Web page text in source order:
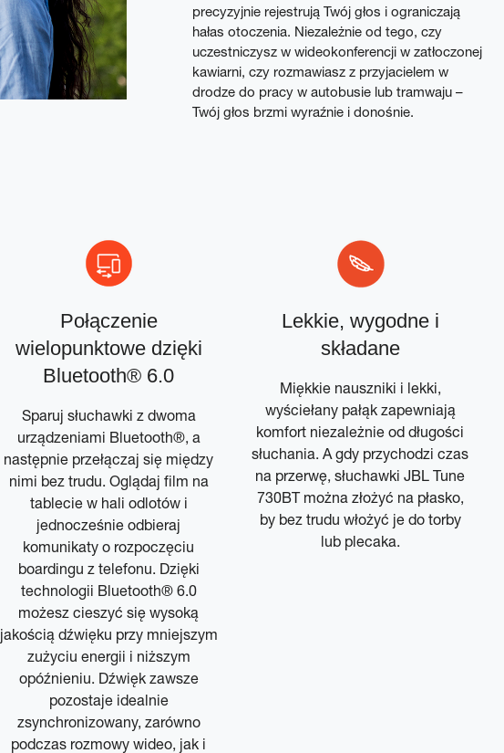
precyzyjnie rejestrują Twój głos i ograniczają
hałas otoczenia. Niezależnie od tego, czy
uczestniczysz w wideokonferencji w zatłoczonej
kawiarni, czy rozmawiasz z przyjacielem w
drodze do pracy w autobusie lub tramwaju –
Twój głos brzmi wyraźnie i donośnie.
Połączenie
wielopunktowe dzięki
Bluetooth® 6.0
Sparuj słuchawki z dwoma
urządzeniami Bluetooth®, a
następnie przełączaj się między
nimi bez trudu. Oglądaj film na
tablecie w hali odlotów i
jednocześnie odbieraj
komunikaty o rozpoczęciu
boardingu z telefonu. Dzięki
technologii Bluetooth® 6.0
możesz cieszyć się wysoką
jakością dźwięku przy mniejszym
zużyciu energii i niższym
opóźnieniu. Dźwięk zawsze
pozostaje idealnie
zsynchronizowany, zarówno
podczas rozmowy wideo, jak i
Lekkie, wygodne i
składane
Miękkie nauszniki i lekki,
wyściełany pałąk zapewniają
komfort niezależnie od długości
słuchania. A gdy przychodzi czas
na przerwę, słuchawki JBL Tune
730BT można złożyć na płasko,
by bez trudu włożyć je do torby
lub plecaka.